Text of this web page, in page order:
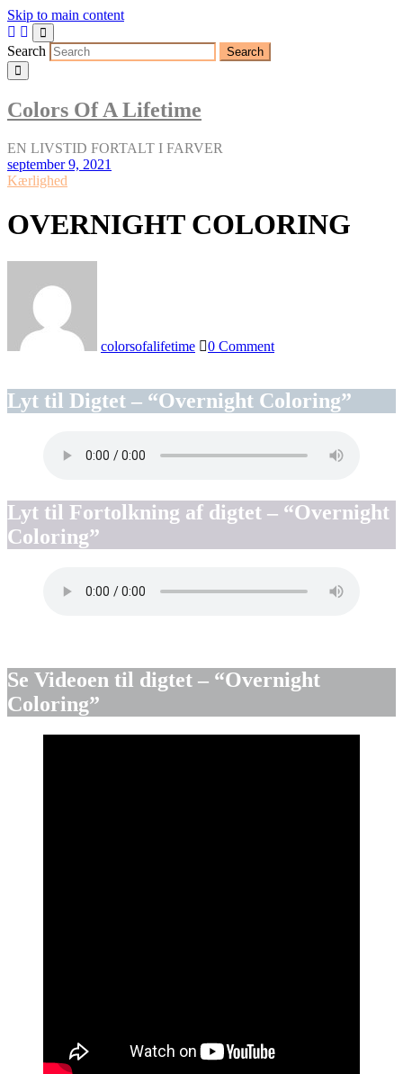
Skip to main content
Search
Colors Of A Lifetime
EN LIVSTID FORTALT I FARVER
september 9, 2021
Kærlighed
OVERNIGHT COLORING
colorsofalifetime 0 Comment
Lyt til Digtet – “Overnight Coloring”
Lyt til Fortolkning af digtet – “Overnight
Coloring”
Se Videoen til digtet – “Overnight
Coloring”